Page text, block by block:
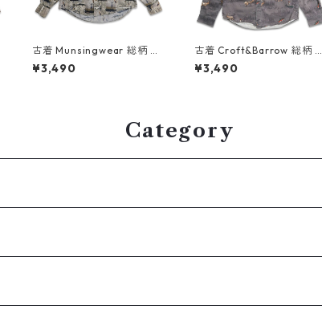
古着 Munsingwear 総柄 フ
ィッシング 魚 ボタンダウン
シャツ 長袖シャツ 表記：L
¥3,490
古着 Croft&Barrow 総柄 ア
ニマル ハンティングシャツ
ボタンダウンシャツ 長袖シ
¥3,490
Category